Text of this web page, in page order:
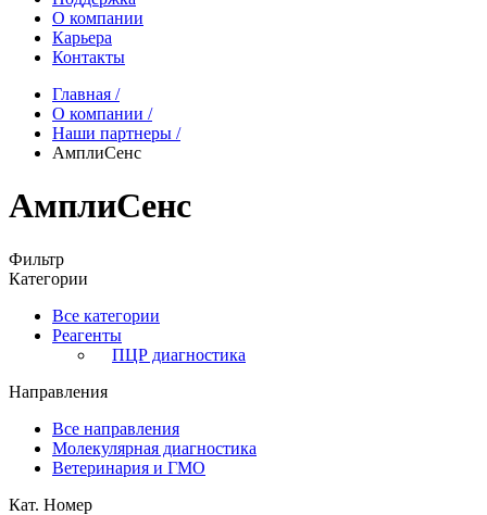
О компании
Карьера
Контакты
Главная /
О компании /
Наши партнеры /
АмплиСенс
АмплиСенс
Фильтр
Категории
Все категории
Реагенты
ПЦР диагностика
Направления
Все направления
Молекулярная диагностика
Ветеринария и ГМО
Кат. Номер